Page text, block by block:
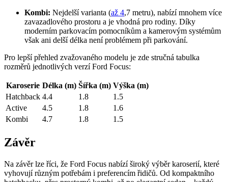
Kombi: Nejdelší varianta (až 4,7 metru), nabízí mnohem více
zavazadlového prostoru a je vhodná pro rodiny. Díky
moderním parkovacím pomocníkům a kamerovým systémům
však ani delší délka není problémem při parkování.
Pro lepší přehled zvažovaného modelu je zde stručná tabulka
rozměrů jednotlivých verzí Ford Focus:
Karoserie Délka (m) Šířka (m) Výška (m)
Hatchback 4.4 1.8
1.5
Active
4.5 1.8
1.6
Kombi
4.7 1.8 1.5
Závěr
Na závěr lze říci, že Ford Focus nabízí široký výběr karoserií, které
vyhovují různým potřebám i preferencím řidičů. Od kompaktního